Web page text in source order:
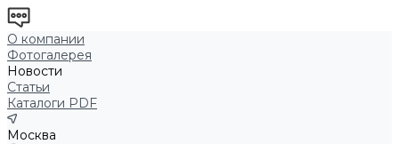
О компании
Фотогалерея
Новости
Статьи
Каталоги PDF
Москва